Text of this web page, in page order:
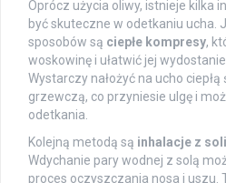
Oprócz użycia oliwy, istnieje kilka
być skuteczne w odetkaniu ucha.
sposobów są ciepłe kompresy,
woskowinę i ułatwić jej wydostanie
Wystarczy nałożyć na ucho
grzewczą, co przyniesie ulgę i
odetkania.
Kolejną metodą są inhalacje z
Wdychanie pary wodnej z solą
proces oczyszczania nosa i uszu.